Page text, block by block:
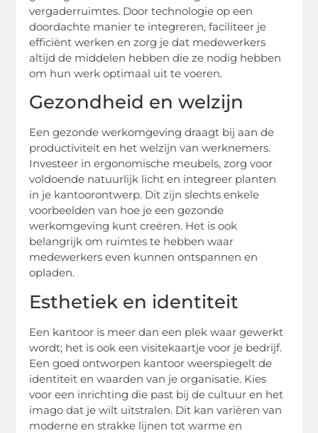
vergaderruimtes. Door technologie op een
doordachte manier te integreren, faciliteer je
efficiënt werken en zorg je dat medewerkers
altijd de middelen hebben die ze nodig hebben
om hun werk optimaal uit te voeren.
Gezondheid en welzijn
Een gezonde werkomgeving draagt bij aan de
productiviteit en het welzijn van werknemers.
Investeer in ergonomische meubels, zorg voor
voldoende natuurlijk licht en integreer planten
in je kantoorontwerp. Dit zijn slechts enkele
voorbeelden van hoe je een gezonde
werkomgeving kunt creëren. Het is ook
belangrijk om ruimtes te hebben waar
medewerkers even kunnen ontspannen en
opladen.
Esthetiek en identiteit
Een kantoor is meer dan een plek waar gewerkt
wordt; het is ook een visitekaartje voor je bedrijf.
Een goed ontworpen kantoor weerspiegelt de
identiteit en waarden van je organisatie. Kies
voor een inrichting die past bij de cultuur en het
imago dat je wilt uitstralen. Dit kan variëren van
moderne en strakke lijnen tot warme en